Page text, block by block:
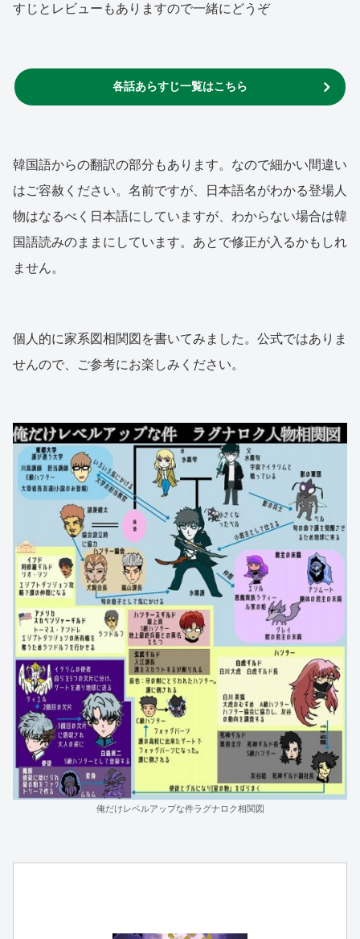
すじとレビューもありますので一緒にどうぞ
各話あらすじ一覧はこちら
韓国語からの翻訳の部分もあります。なので細かい間違い
はご容赦ください。名前ですが、日本語名がわかる登場人
物はなるべく日本語にしていますが、わからない場合は韓
国語読みのままにしています。あとで修正が入るかもしれ
ません。
個人的に家系図相関図を書いてみました。公式ではありま
せんので、ご参考にお楽しみください。
俺だけレベルアップな件ラグナロク相関図